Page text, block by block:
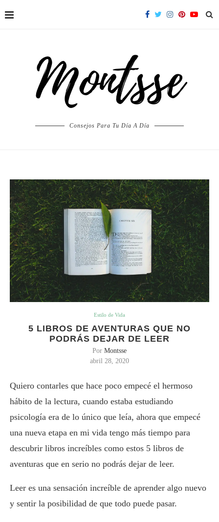
Consejos Para Tu Día A Día
Estilo de Vida
5 LIBROS DE AVENTURAS QUE NO
PODRÁS DEJAR DE LEER
Por Montsse
abril 28, 2020
Quiero contarles que hace poco empecé el hermoso
hábito de la lectura, cuando estaba estudiando
psicología era de lo único que leía, ahora que empecé
una nueva etapa en mi vida tengo más tiempo para
descubrir libros increíbles como estos 5 libros de
aventuras que en serio no podrás dejar de leer.
Leer es una sensación increíble de aprender algo nuevo
y sentir la posibilidad de que todo puede pasar.